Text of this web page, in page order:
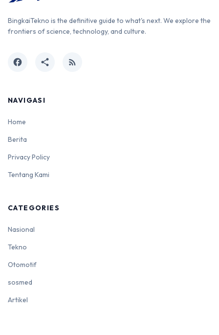
BingkaiTekno is the definitive guide to what's next. We explore the
frontiers of science, technology, and culture.
facebook share rss_feed
NAVIGASI
Home
Berita
Privacy Policy
Tentang Kami
CATEGORIES
Nasional
Tekno
Otomotif
sosmed
Artikel